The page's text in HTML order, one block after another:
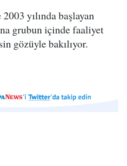
yılında başlayan
grubun içinde faaliyet
gözüyle bakılıyor.